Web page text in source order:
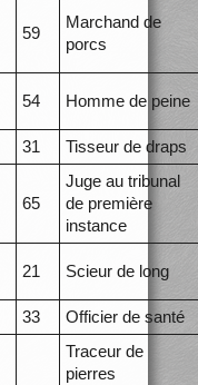
59
Marchand de
porcs
54 Homme de peine
31 Tisseur de draps
65
Juge au tribunal
de première
instance
21 Scieur de long
33 Officier de santé
Traceur de
pierres